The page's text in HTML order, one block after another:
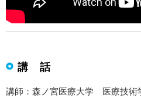
講 話
講師：森ノ宮医療大学 医療技